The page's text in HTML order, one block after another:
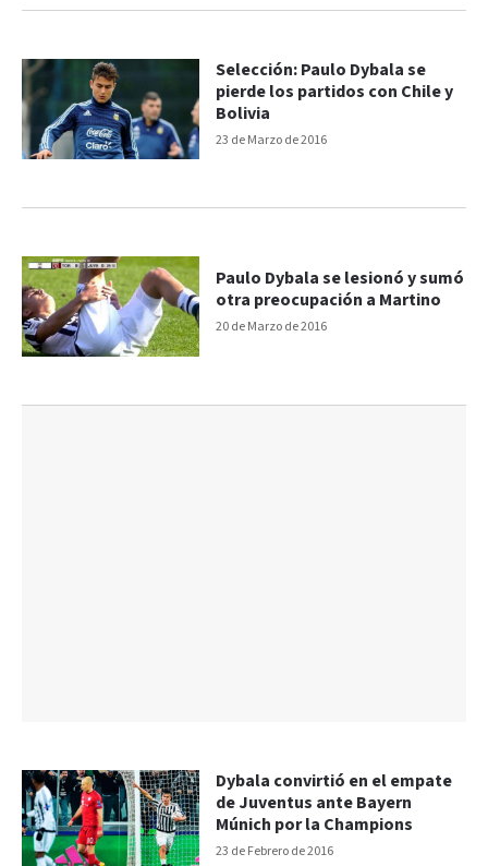
23 de Marzo de 2016
Selección: Paulo Dybala se
pierde los partidos con Chile y
Bolivia
20 de Marzo de 2016
Paulo Dybala se lesionó y sumó
otra preocupación a Martino
23 de Febrero de 2016
Dybala convirtió en el empate
de Juventus ante Bayern
Múnich por la Champions